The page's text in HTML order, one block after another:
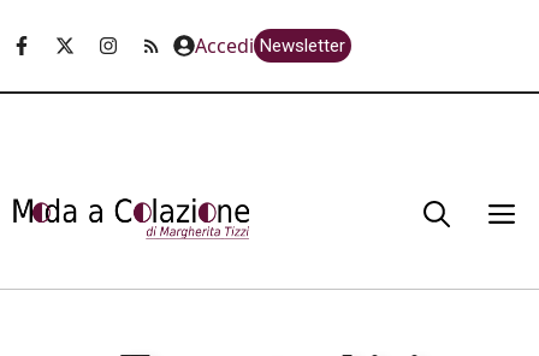
Accedi Newsletter